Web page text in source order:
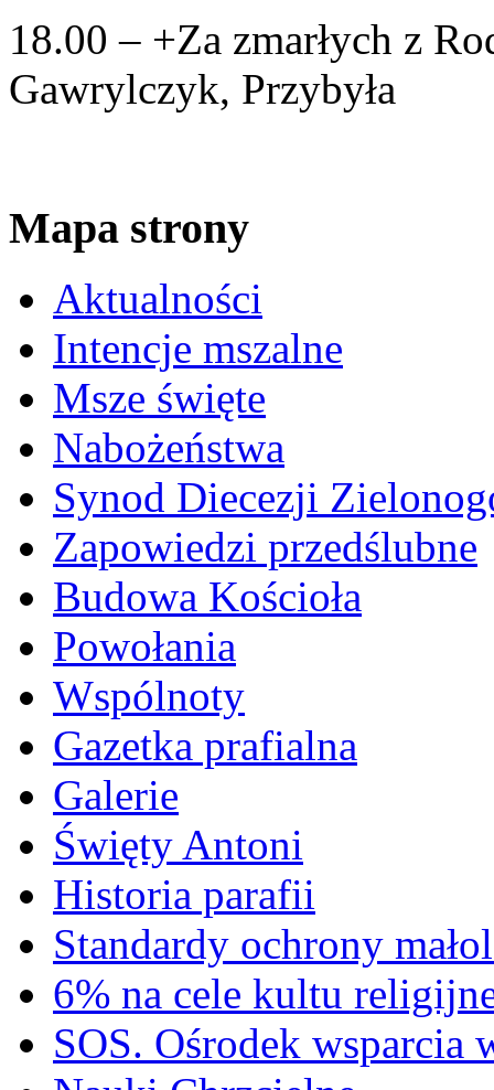
18.00 – +Za zmarłych z
Gawrylczyk, Przybyła
Mapa strony
Aktualności
Intencje mszalne
Msze święte
Nabożeństwa
Synod Diecezji
Zapowiedzi przedślubne
Budowa Kościoła
Powołania
Wspólnoty
Gazetka prafialna
Galerie
Święty Antoni
Historia parafii
Standardy ochrony
6% na cele kultu
SOS. Ośrodek wsparcia